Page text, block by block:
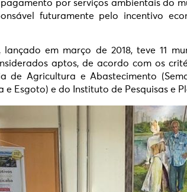
por serviços ambientais do
futuramente pelo incentivo
em março de 2018, teve 11
aptos, de acordo com os
de Agricultura e Abastecimento
e Esgoto) e do Instituto de Pesquisas e